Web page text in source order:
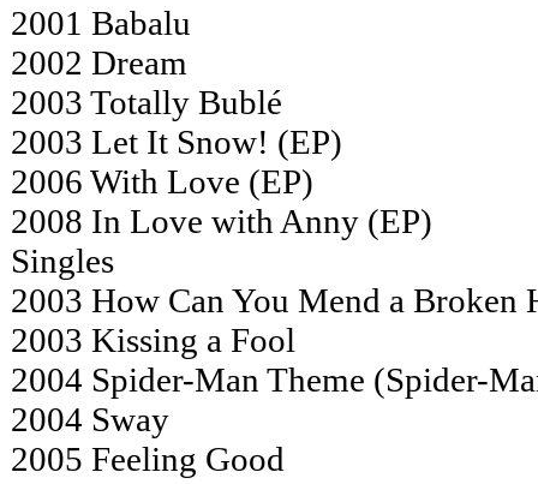
2001 Babalu
2002 Dream
2003 Totally Bublé
2003 Let It Snow! (EP)
2006 With Love (EP)
2008 In Love with Anny (EP)
Singles
2003 How Can You Mend a Broken
2003 Kissing a Fool
2004 Spider-Man Theme (Spider-
2004 Sway
2005 Feeling Good